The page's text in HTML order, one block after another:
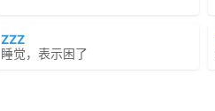
ZZZ
睡觉，表示困了